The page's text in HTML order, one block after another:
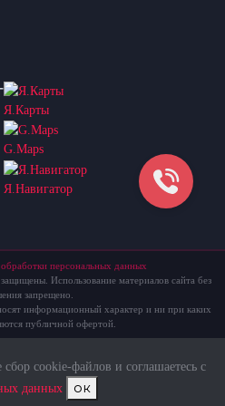
Я.Карты
G.Maps
Я.Навигатор
персональных данных
Использование материалов сайта без
запрещено.
информационный характер и ни при каких
публичной офертой.
cookie-файлов и соглашаетесь с
данных
ок